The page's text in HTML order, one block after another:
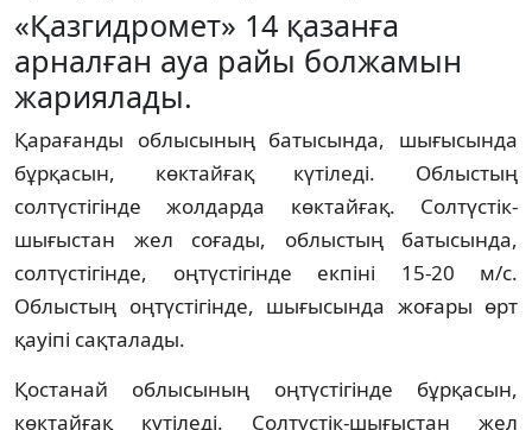
«Қазгидромет» 14 қазанға
арналған ауа райы болжамын
жариялады.
Қарағанды облысының батысында, шығысында
бұрқасын, көктайғақ күтіледі. Облыстың
солтүстігінде жолдарда көктайғақ. Солтүстік-
шығыстан жел соғады, облыстың батысында,
солтүстігінде, оңтүстігінде екпіні 15-20 м/с.
Облыстың оңтүстігінде, шығысында жоғары өрт
қауіпі сақталады.
Қостанай облысының оңтүстігінде бұрқасын,
көктайғақ күтіледі. Солтүстік-шығыстан жел